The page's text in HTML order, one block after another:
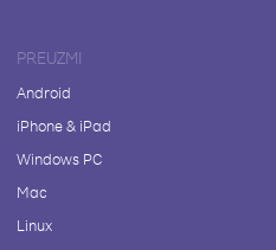
PREUZMI
Android
iPhone & iPad
Windows PC
Mac
Linux